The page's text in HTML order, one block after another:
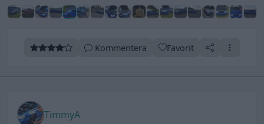
Kommentera Favorit
TimmyA